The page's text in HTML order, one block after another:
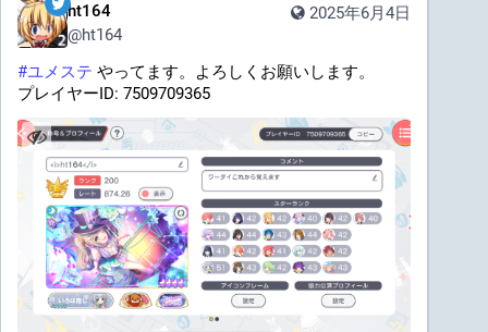
2025年6月4日
ht164
@ht164
#ユメステ やってます。よろしくお願いします。
プレイヤーID: 7509709365